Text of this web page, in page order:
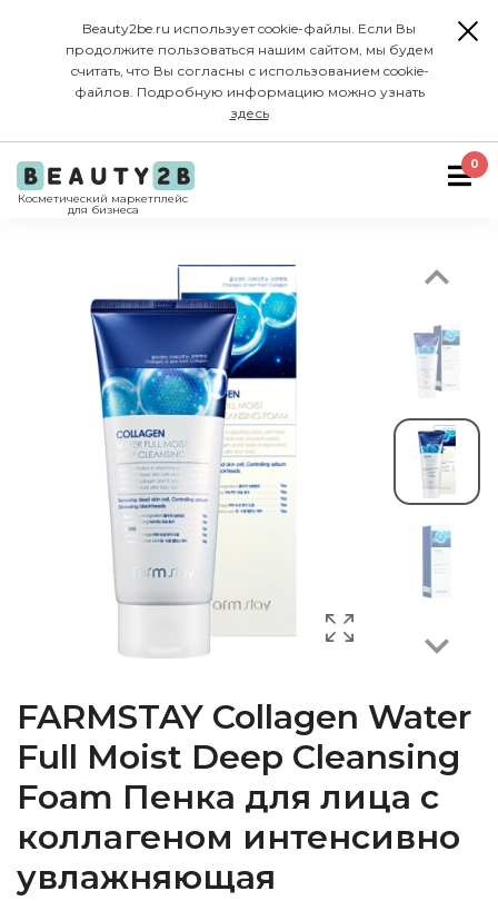
Beauty2be.ru использует cookie-файлы. Если Вы
продолжите пользоваться нашим сайтом, мы будем
считать, что Вы согласны с использованием cookie-
файлов. Подробную информацию можно узнать
здесь
Косметический маркетплейс
для бизнеса
0
Previous
Next
FARMSTAY Collagen Water
Full Moist Deep Cleansing
Foam Пенка для лица с
коллагеном интенсивно
увлажняющая